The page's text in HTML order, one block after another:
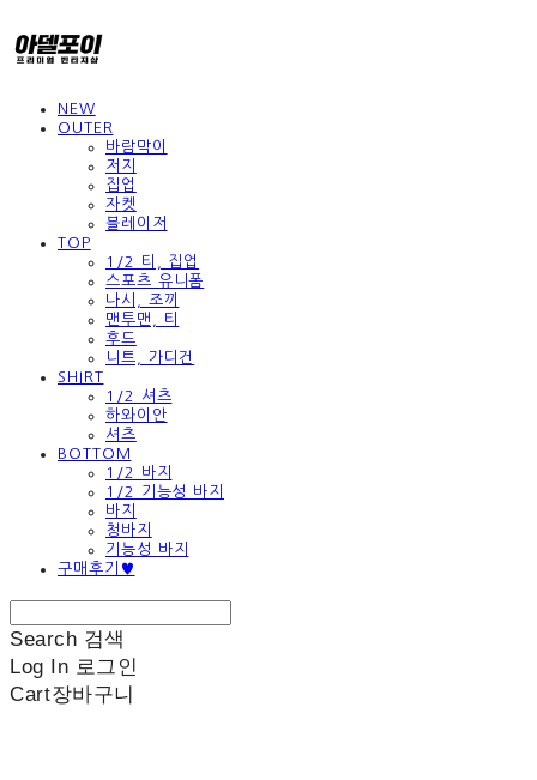
NEW
OUTER
바람막이
저지
집업
자켓
블레이저
TOP
1/2 티, 집업
스포츠 유니폼
나시, 조끼
맨투맨, 티
후드
니트, 가디건
SHIRT
1/2 셔츠
하와이안
셔츠
BOTTOM
1/2 바지
1/2 기능성 바지
바지
청바지
기능성 바지
구매후기♥
Search 검색
Log In 로그인
Cart장바구니